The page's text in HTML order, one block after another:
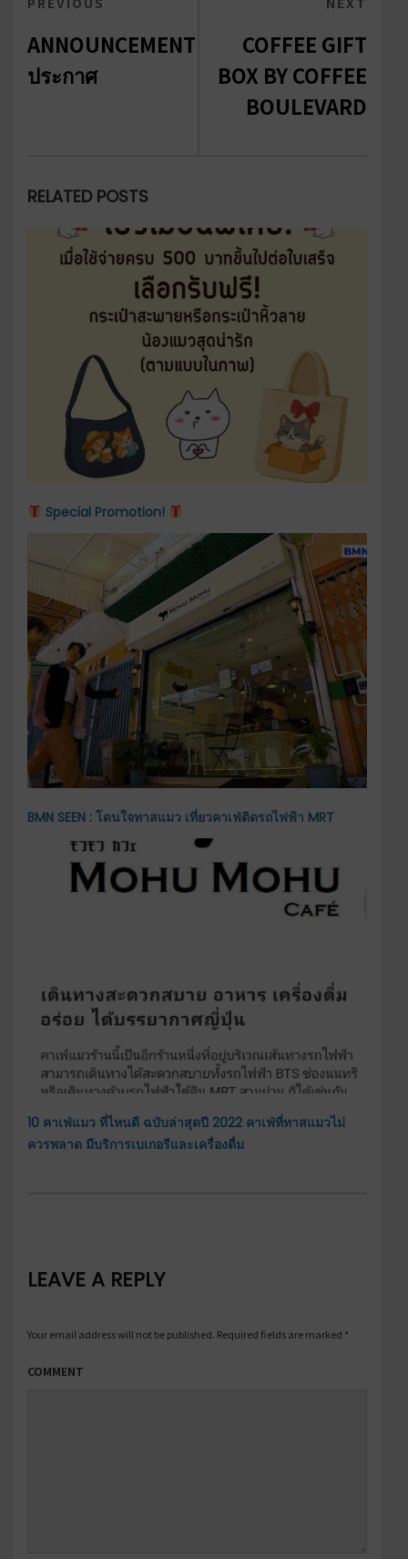
ANNOUNCEMENT
ประกาศ
COFFEE GIFT
BOX BY COFFEE
BOULEVARD
RELATED POSTS
Special Promotion!
BMN SEEN : โดนใจทาสแมว เที่ยวคาเฟ่ติดรถไฟฟ้า MRT
10 คาเฟ่แมว ที่ไหนดี ฉบับล่าสุดปี 2022 คาเฟ่ที่ทาสแมวไม่
ควรพลาด มีบริการเบเกอรีและเครื่องดื่ม
LEAVE A REPLY
Your email address will not be published. Required fields are marked *
COMMENT